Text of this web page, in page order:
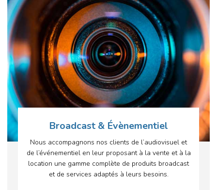
Broadcast & Évènementiel
Nous accompagnons nos clients de l’audiovisuel et
de l’événementiel en leur proposant à la vente et à la
location une gamme complète de produits broadcast
et de services adaptés à leurs besoins.